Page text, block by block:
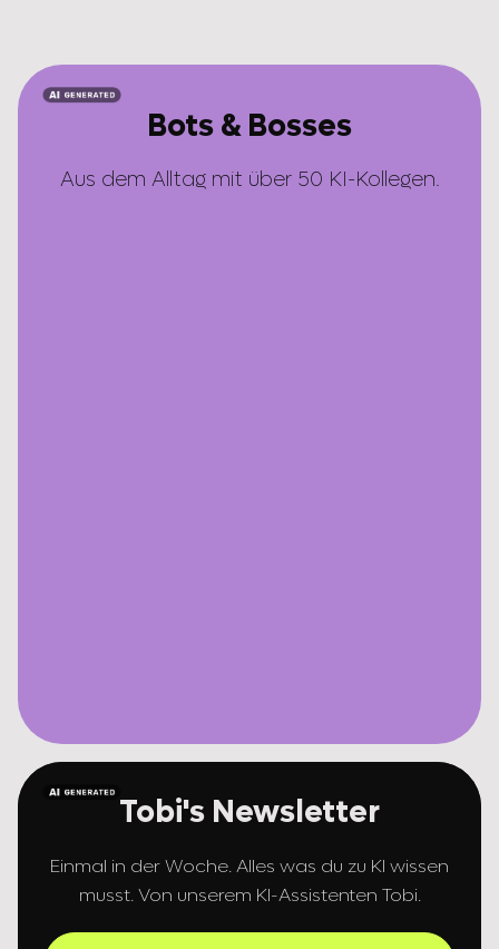
Bots & Bosses
Aus dem Alltag mit über 50 KI-Kollegen.
Tobi's Newsletter
Einmal in der Woche. Alles was du zu KI wissen
musst. Von unserem KI-Assistenten Tobi.